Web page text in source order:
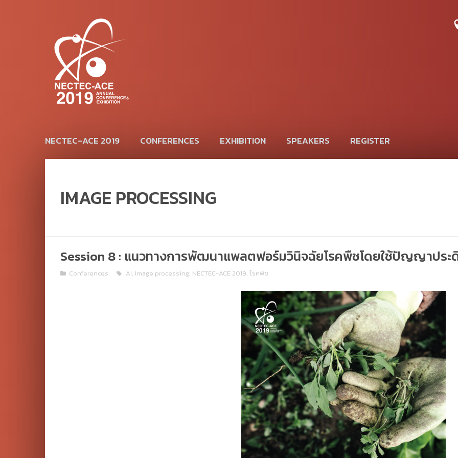
NECTEC-ACE 2019 CONFERENCES EXHIBITION SPEAKERS REGISTER
IMAGE PROCESSING
Session 8 : แนวทางการพัฒนาแพลตฟอร์มวินิจฉัยโรคพืชโดยใช้ปัญญาประ
Conferences AI, Image processing, NECTEC-ACE 2019, โรคพืช